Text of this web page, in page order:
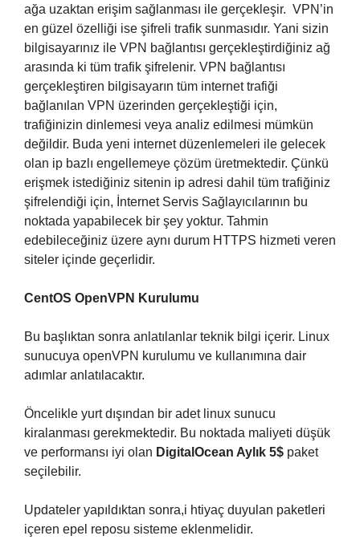
ağa uzaktan erişim sağlanması ile gerçekleşir. VPN’in
en güzel özelliği ise şifreli trafik sunmasıdır. Yani sizin
bilgisayarınız ile VPN bağlantısı gerçekleştirdiğiniz ağ
arasında ki tüm trafik şifrelenir. VPN bağlantısı
gerçekleştiren bilgisayarın tüm internet trafiği
bağlanılan VPN üzerinden gerçekleştiği için,
trafiğinizin dinlemesi veya analiz edilmesi mümkün
değildir. Buda yeni internet düzenlemeleri ile gelecek
olan ip bazlı engellemeye çözüm üretmektedir. Çünkü
erişmek istediğiniz sitenin ip adresi dahil tüm trafiğiniz
şifrelendiği için, İnternet Servis Sağlayıcılarının bu
noktada yapabilecek bir şey yoktur. Tahmin
edebileceğiniz üzere aynı durum HTTPS hizmeti veren
siteler içinde geçerlidir.
CentOS OpenVPN Kurulumu
Bu başlıktan sonra anlatılanlar teknik bilgi içerir. Linux
sunucuya openVPN kurulumu ve kullanımına dair
adımlar anlatılacaktır.
Öncelikle yurt dışından bir adet linux sunucu
kiralanması gerekmektedir. Bu noktada maliyeti düşük
ve performansı iyi olan DigitalOcean Aylık 5$ paket
seçilebilir.
Updateler yapıldıktan sonra,i htiyaç duyulan paketleri
içeren epel reposu sisteme eklenmelidir.